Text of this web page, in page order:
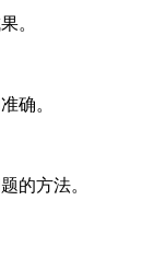
。
确。
的方法。